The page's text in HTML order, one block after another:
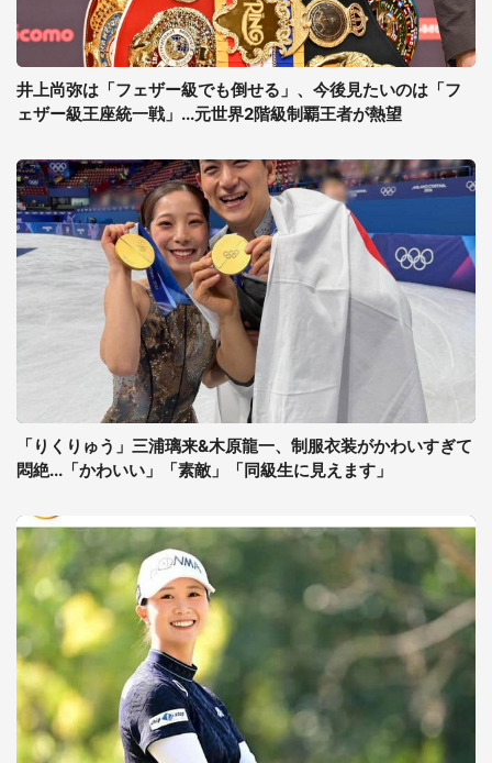
井上尚弥は「フェザー級でも倒せる」、今後見たいのは「フ
ェザー級王座統一戦」...元世界2階級制覇王者が熱望
「りくりゅう」三浦璃来&木原龍一、制服衣装がかわいすぎて
悶絶...「かわいい」「素敵」「同級生に見えます」